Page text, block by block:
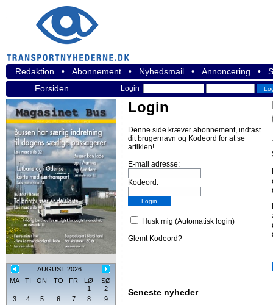
Redaktion • Abonnement • Nyhedsmail • Annoncering •
Forsiden
Login
AUGUST 2026
MA
TI ON TO FR LØ
SØ
-
- - - - 1
2
3
4 5 6 7 8
9
Login
Denne side kræver abonnement, indtast
dit brugernavn og Kodeord for at se
artiklen!
E-mail adresse:
Kodeord:
Husk mig (Automatisk login)
Glemt Kodeord?
Seneste nyheder